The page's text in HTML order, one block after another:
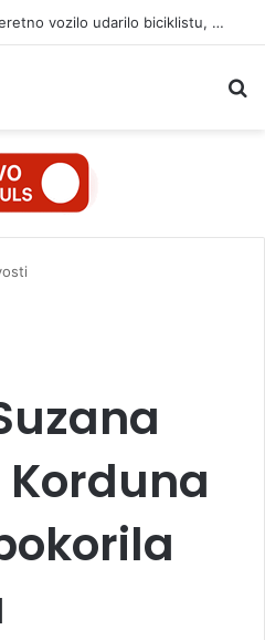
Teška nesreća u Ilijašu: Teretno vozilo udarilo biciklistu, 75-godišnjak zadržan u bolnici